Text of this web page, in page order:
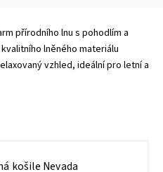
přírodního lnu s pohodlím a
lněného materiálu
vzhled, ideální pro letní a
košile Nevada